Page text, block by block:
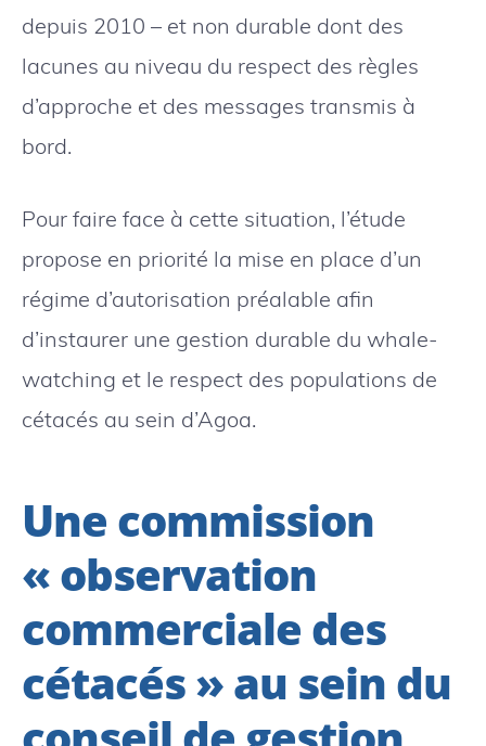
depuis 2010 – et non durable dont des
lacunes au niveau du respect des règles
d’approche et des messages transmis à
bord.
Pour faire face à cette situation, l’étude
propose en priorité la mise en place d’un
régime d’autorisation préalable afin
d’instaurer une gestion durable du whale-
watching et le respect des populations de
cétacés au sein d’Agoa.
Une commission
« observation
commerciale des
cétacés » au sein du